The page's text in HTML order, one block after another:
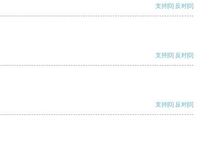
支持[0] 反对[0]
支持[0] 反对[0]
支持[0] 反对[0]